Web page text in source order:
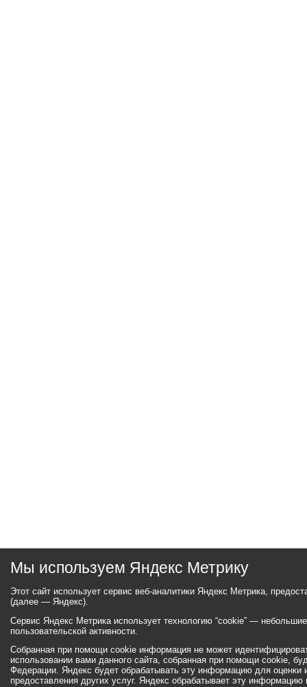
Мы используем Яндекс Метрику
Этот сайт использует сервис веб-аналитики Яндекс Метрика,
(далее — Яндекс).
Сервис Яндекс Метрика использует технологию “cookie” —
пользовательской активности.
Собранная при помощи cookie информация не может
использовании вами данного сайта, собранная при помощи cookie,
Федерации. Яндекс будет обрабатывать эту информацию для оценки
предоставления других услуг. Яндекс обрабатывает эту